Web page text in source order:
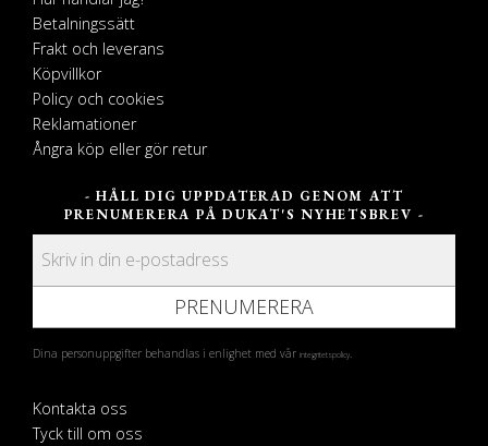
Betalningssätt
Frakt och leverans
Köpvillkor
Policy och cookies
Reklamationer
Ångra köp eller gör retur
- HÅLL DIG UPPDATERAD GENOM ATT
PRENUMERERA PÅ DUKAT'S NYHETSBREV -
PRENUMERERA
Dina personuppgifter behandlas i enlighet med vår integritetspolicy.
Kontakta oss
Tyck till om oss